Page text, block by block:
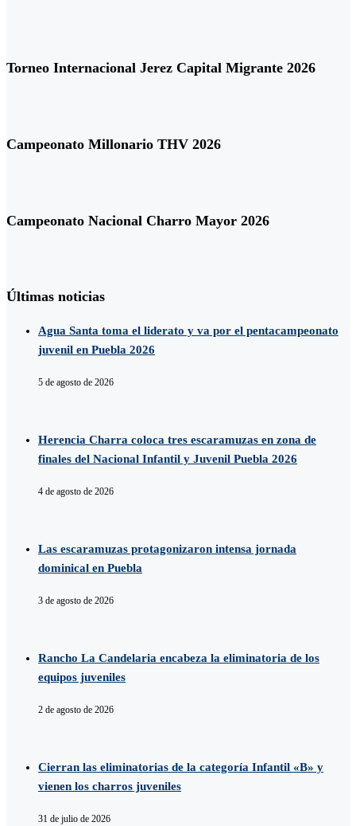
Torneo Internacional Jerez Capital Migrante 2026
Campeonato Millonario THV 2026
Campeonato Nacional Charro Mayor 2026
Últimas noticias
Agua Santa toma el liderato y va por el pentacampeonato
juvenil en Puebla 2026
5 de agosto de 2026
Herencia Charra coloca tres escaramuzas en zona de
finales del Nacional Infantil y Juvenil Puebla 2026
4 de agosto de 2026
Las escaramuzas protagonizaron intensa jornada
dominical en Puebla
3 de agosto de 2026
Rancho La Candelaria encabeza la eliminatoria de los
equipos juveniles
2 de agosto de 2026
Cierran las eliminatorias de la categoría Infantil «B» y
vienen los charros juveniles
31 de julio de 2026